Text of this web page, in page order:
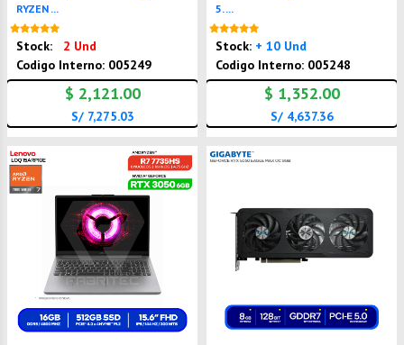
RYZEN ...
Stock:
2 Und
Codigo Interno: 005249
$ 2,121.00
S/ 7,275.03
5. ...
Stock: + 10 Und
Codigo Interno: 005248
$ 1,352.00
S/ 4,637.36